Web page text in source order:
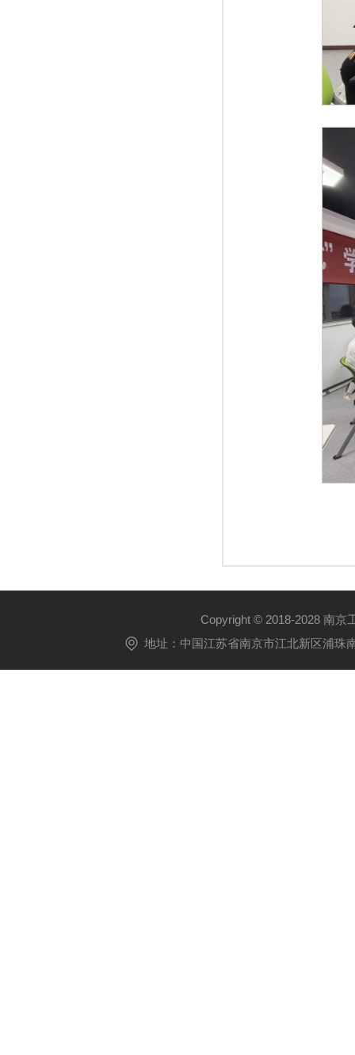
Copyright © 2018-2028 南京
地址：中国江苏省南京市江北新区浦珠